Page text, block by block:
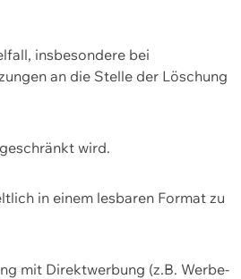
insbesondere bei
an die Stelle der Löschung
wird.
in einem lesbaren Format zu
mit Direktwerbung (z.B. Werbe-